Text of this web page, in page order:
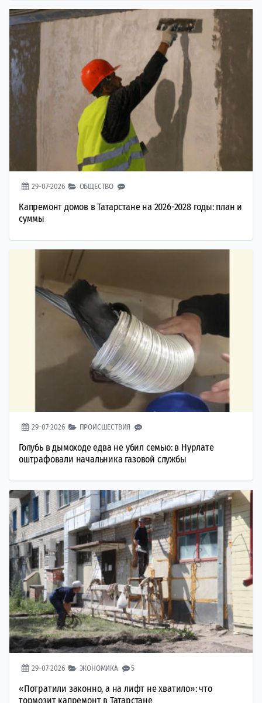
29-07-2026 ОБЩЕСТВО
Капремонт домов в Татарстане на 2026-2028 годы: план и
суммы
29-07-2026 ПРОИСШЕСТВИЯ
Голубь в дымоходе едва не убил семью: в Нурлате
оштрафовали начальника газовой службы
29-07-2026 ЭКОНОМИКА 5
«Потратили законно, а на лифт не хватило»: что
тормозит капремонт в Татарстане